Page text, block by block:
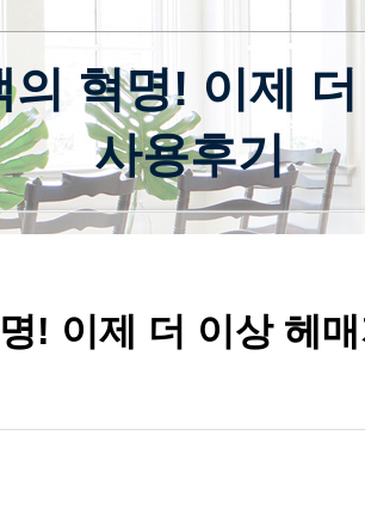
혁명! 이제
사용후기
! 이제 더 이상 헤